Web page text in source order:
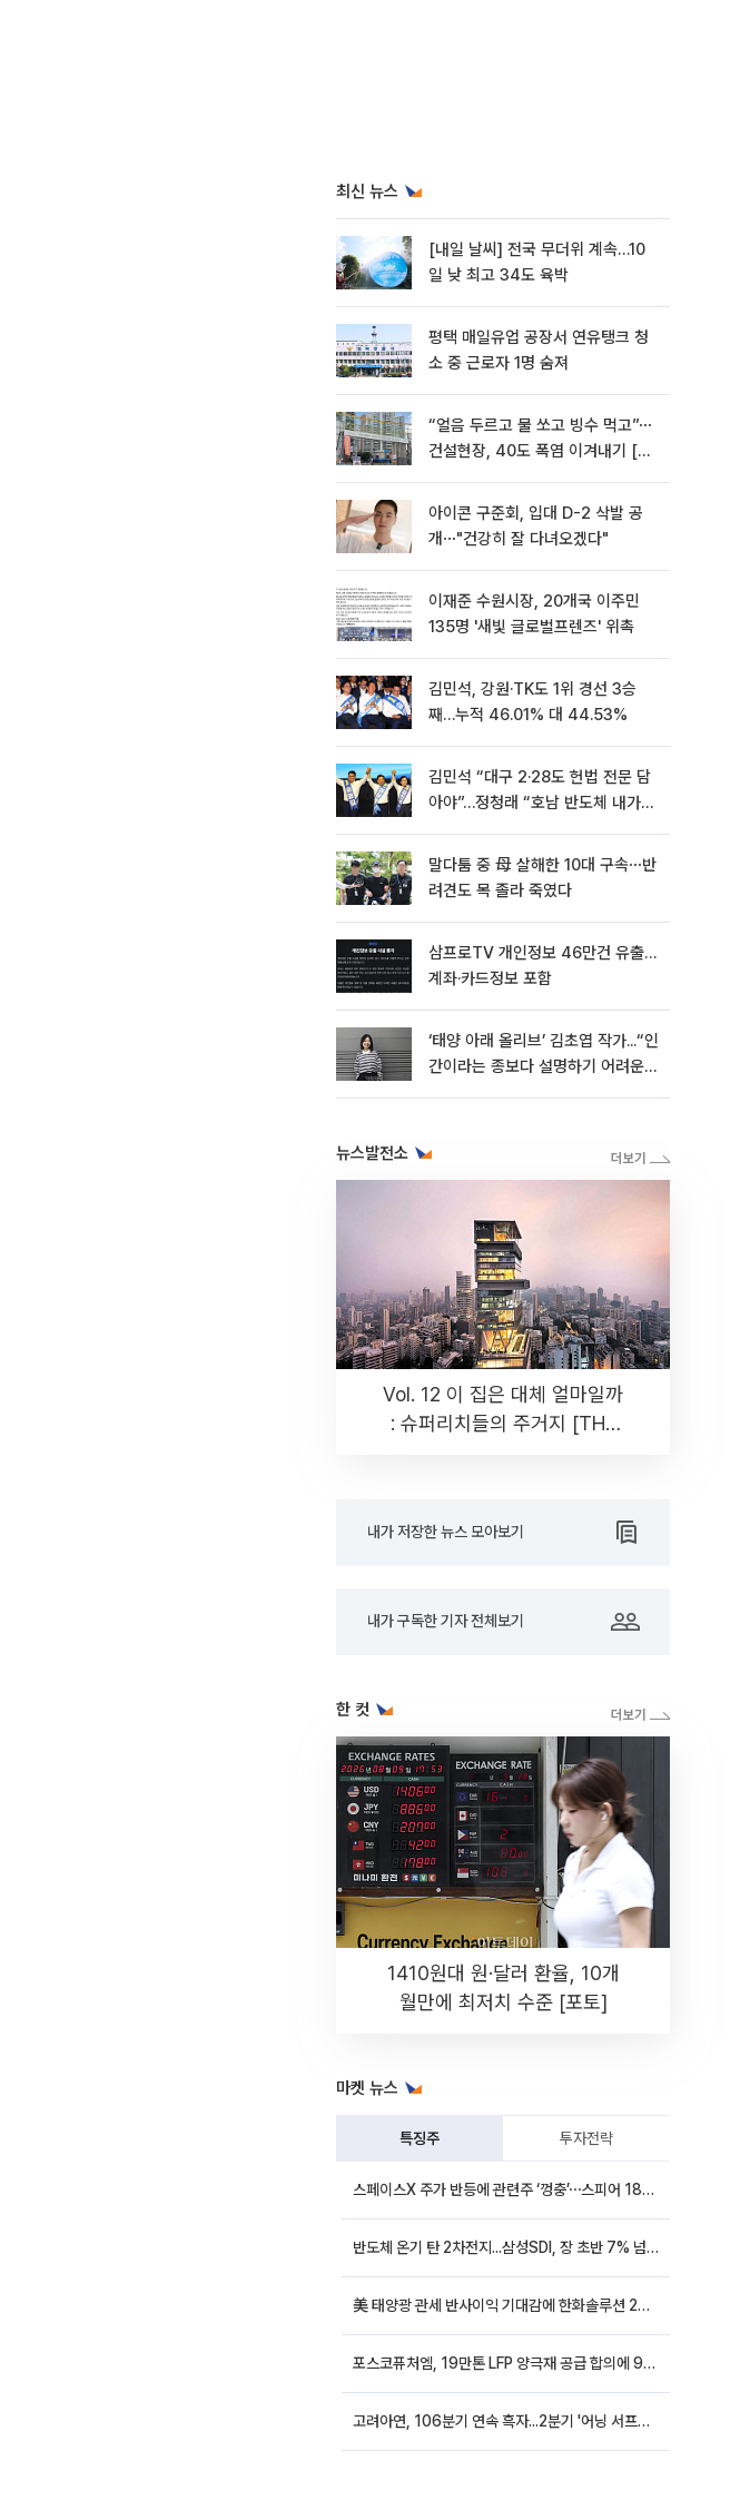
최신 뉴스
[내일 날씨] 전국 무더위 계속…10
일 낮 최고 34도 육박
평택 매일유업 공장서 연유탱크 청
소 중 근로자 1명 숨져
“얼음 두르고 물 쏘고 빙수 먹고”⋯
건설현장, 40도 폭염 이겨내기 [르
아이콘 구준회, 입대 D-2 삭발 공
개⋯"건강히 잘 다녀오겠다"
이재준 수원시장, 20개국 이주민
135명 '새빛 글로벌프렌즈' 위촉
김민석, 강원·TK도 1위 경선 3승
째…누적 46.01% 대 44.53%
김민석 “대구 2·28도 헌법 전문 담
아야”…정청래 “호남 반도체 내가
말다툼 중 母 살해한 10대 구속⋯반
려견도 목 졸라 죽였다
삼프로TV 개인정보 46만건 유출…
계좌·카드정보 포함
‘태양 아래 올리브’ 김초엽 작가...“인
간이라는 종보다 설명하기 어려운
뉴스발전소
Vol. 12 이 집은 대체 얼마일까
: 슈퍼리치들의 주거지 [THE
내가 저장한 뉴스 모아보기
내가 구독한 기자 전체보기
한 컷
1410원대 원·달러 환율, 10개
월만에 최저치 수준 [포토]
마켓 뉴스
특징주 투자전략
스페이스X 주가 반등에 관련주 ‘껑충’⋯스피어 18%ㆍ에이치브이엠 12%↑
반도체 온기 탄 2차전지...삼성SDI, 장 초반 7% 넘게 껑충
美 태양광 관세 반사이익 기대감에 한화솔루션 20%대·OCI홀딩스 14%대 급등
포스코퓨처엠, 19만톤 LFP 양극재 공급 합의에 9%대 강세
고려아연, 106분기 연속 흑자...2분기 '어닝 서프라이즈'에 장 초반 12%대 강세